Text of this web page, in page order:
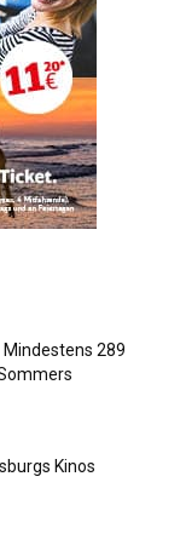
Mindestens 289
Kinos